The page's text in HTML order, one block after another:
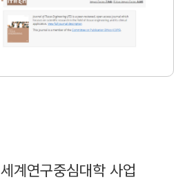
세계연구중심대학 사업